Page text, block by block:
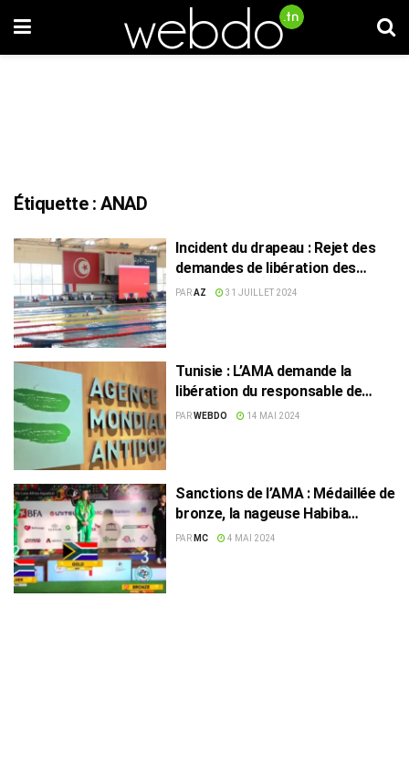
Étiquette :ANAD
Incident du drapeau : Rejet des
demandes de libération des
accusés
PARAZ 31 JUILLET 2024
Tunisie : L’AMA demande la
libération du responsable de
l’ANA arrêté
PARWEBDO 14 MAI 2024
Sanctions de l’AMA : Médaillée de
bronze, la nageuse Habiba
Belghith privée de drapeau
PAR MC 4 MAI 2024